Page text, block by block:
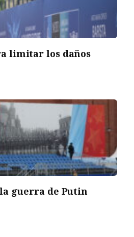
limitar los daños
guerra de Putin